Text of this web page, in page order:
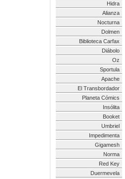
Hidra
Alianza
Nocturna
Dolmen
Biblioteca Carfax
Diábolo
Oz
Sportula
Apache
El Transbordador
Planeta Cómics
Insólita
Booket
Umbriel
Impedimenta
Gigamesh
Norma
Red Key
Duermevela